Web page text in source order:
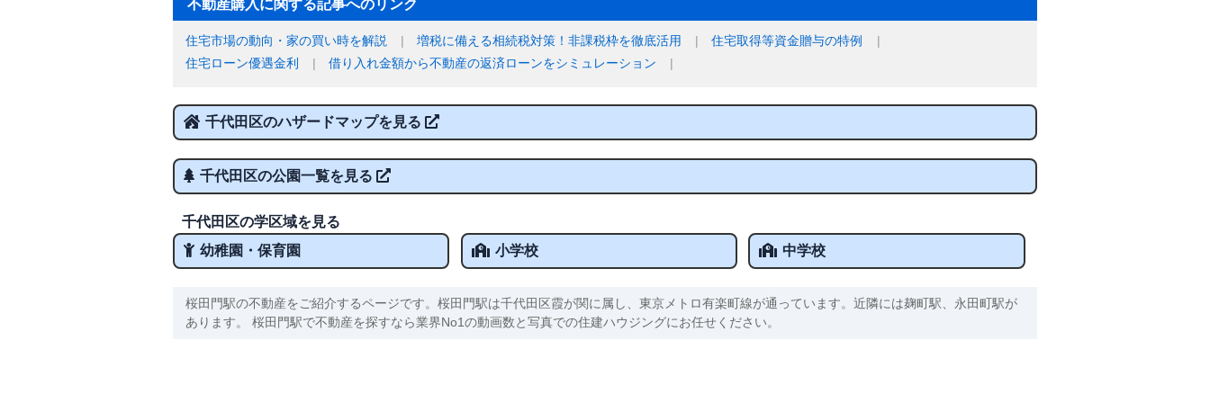
不動産購入に関する記事へのリンク
住宅市場の動向・家の買い時を解説 増税に備える相続税対策！非課税枠を徹底活用
住宅取得等資金贈与の特例
住宅ローン優遇金利
借り入れ金額から不動産の返済ローンをシミュレーション
千代田区のハザードマップを見る
千代田区の公園一覧を見る
千代田区の学区域を見る
幼稚園・保育園
小学校 中学校
桜田門駅の不動産をご紹介するページです。桜田門駅は千代田区霞が関に属し、東京メトロ有楽町線が通っています。近隣には麹町駅、永田町駅が
あります。 桜田門駅で不動産を探すなら業界No1の動画数と写真での住建ハウジングにお任せください。